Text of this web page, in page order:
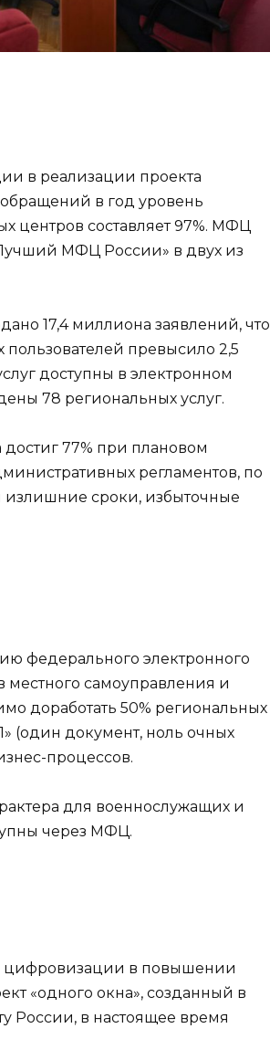
в реализации проекта
в год уровень
центров составляет 97%. МФЦ
МФЦ России» в двух из
17,4 миллиона заявлений, что
превысило 2,5
доступны в электронном
78 региональных услуг.
77% при плановом
регламентов, по
излишние сроки, избыточные
федерального электронного
местного самоуправления и
доработать 50% региональных
(один документ, ноль очных
процессов.
для военнослужащих и
через МФЦ.
цифровизации в повышении
«одного окна», созданный в
России, в настоящее время